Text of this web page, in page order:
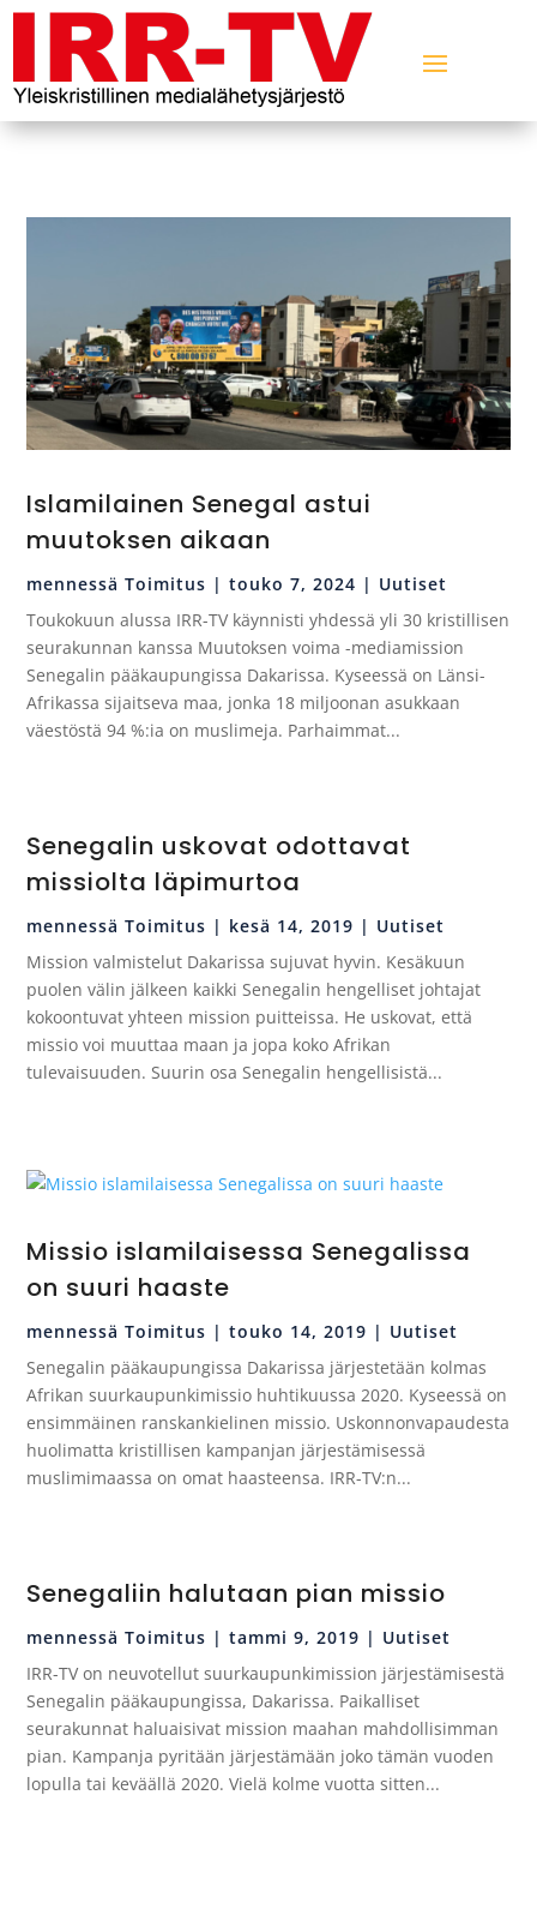
Islamilainen Senegal astui
muutoksen aikaan
mennessäToimitus |touko 7, 2024 | Uutiset
Toukokuun alussa IRR-TV käynnisti yhdessä yli 30 kristillisen
seurakunnan kanssa Muutoksen voima -mediamission
Senegalin pääkaupungissa Dakarissa. Kyseessä on Länsi-
Afrikassa sijaitseva maa, jonka 18 miljoonan asukkaan
väestöstä 94 %:ia on muslimeja. Parhaimmat...
Senegalin uskovat odottavat
missiolta läpimurtoa
mennessäToimitus | kesä 14, 2019 | Uutiset
Mission valmistelut Dakarissa sujuvat hyvin. Kesäkuun
puolen välin jälkeen kaikki Senegalin hengelliset johtajat
kokoontuvat yhteen mission puitteissa. He uskovat, että
missio voi muuttaa maan ja jopa koko Afrikan
tulevaisuuden. Suurin osa Senegalin hengellisistä...
Missio islamilaisessa Senegalissa
on suuri haaste
mennessäToimitus |touko 14, 2019 | Uutiset
Senegalin pääkaupungissa Dakarissa järjestetään kolmas
Afrikan suurkaupunkimissio huhtikuussa 2020. Kyseessä on
ensimmäinen ranskankielinen missio. Uskonnonvapaudesta
huolimatta kristillisen kampanjan järjestämisessä
muslimimaassa on omat haasteensa. IRR-TV:n...
Senegaliin halutaan pian missio
mennessäToimitus |tammi 9, 2019 | Uutiset
IRR-TV on neuvotellut suurkaupunkimission järjestämisestä
Senegalin pääkaupungissa, Dakarissa. Paikalliset
seurakunnat haluaisivat mission maahan mahdollisimman
pian. Kampanja pyritään järjestämään joko tämän vuoden
lopulla tai keväällä 2020. Vielä kolme vuotta sitten...